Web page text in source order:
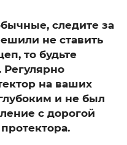
следите за
не ставить
то будьте
на ваших
и не был
с дорогой